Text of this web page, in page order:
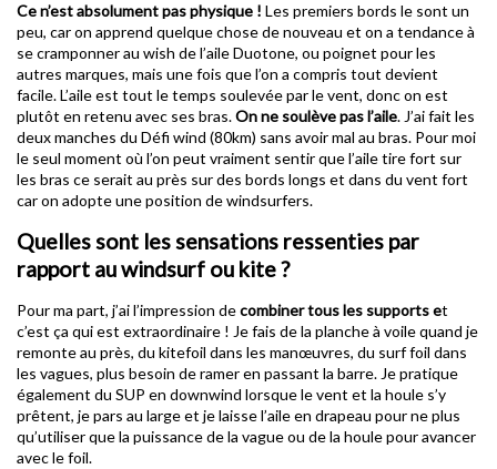
Ce n’est absolument pas physique ! Les premiers bords le sont un
peu, car on apprend quelque chose de nouveau et on a tendance à
se cramponner au wish de l’aile Duotone, ou poignet pour les
autres marques, mais une fois que l’on a compris tout devient
facile. L’aile est tout le temps soulevée par le vent, donc on est
plutôt en retenu avec ses bras.On ne soulève pas l’aile. J’ai fait les
deux manches du Défi wind (80km) sans avoir mal au bras. Pour moi
le seul moment où l’on peut vraiment sentir que l’aile tire fort sur
les bras ce serait au près sur des bords longs et dans du vent fort
car on adopte une position de windsurfers.
Quelles sont les sensations ressenties par
rapport au windsurf ou kite ?
Pour ma part, j’ai l’impression decombiner tous les supports et
c’est ça qui est extraordinaire ! Je fais de la planche à voile quand je
remonte au près, du kitefoil dans les manœuvres, du surf foil dans
les vagues, plus besoin de ramer en passant la barre. Je pratique
également du SUP en downwind lorsque le vent et la houle s’y
prêtent, je pars au large et je laisse l’aile en drapeau pour ne plus
qu’utiliser que la puissance de la vague ou de la houle pour avancer
avec le foil.